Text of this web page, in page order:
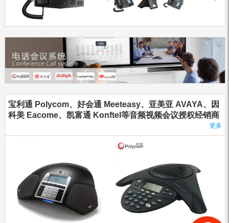
宝利通 Polycom、好会通 Meeteasy、亚美亚 AVAYA、因
科美 Eacome、凯富通 Konftel等音频视频会议授权经销商
更多